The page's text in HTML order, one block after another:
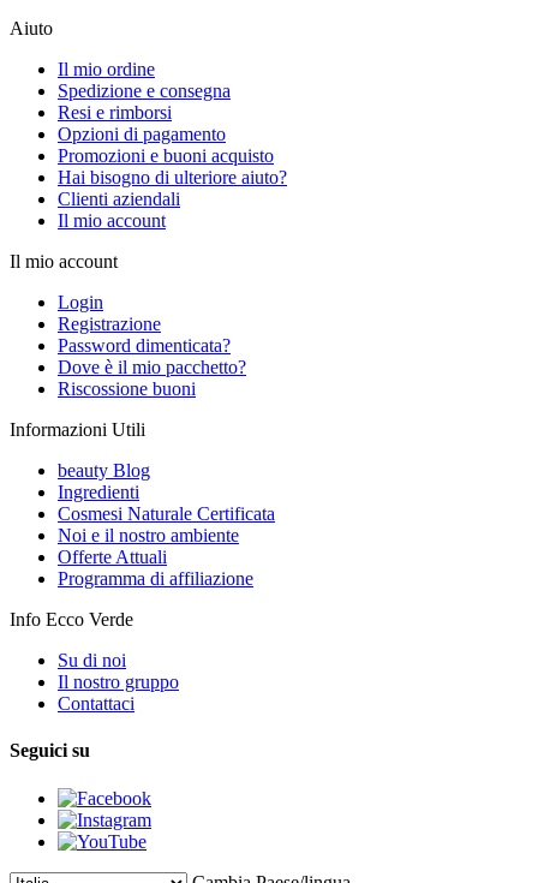
Aiuto
Il mio ordine
Spedizione e consegna
Resi e rimborsi
Opzioni di pagamento
Promozioni e buoni acquisto
Hai bisogno di ulteriore aiuto?
Clienti aziendali
Il mio account
Il mio account
Login
Registrazione
Password dimenticata?
Dove è il mio pacchetto?
Riscossione buoni
Informazioni Utili
beauty Blog
Ingredienti
Cosmesi Naturale Certificata
Noi e il nostro ambiente
Offerte Attuali
Programma di affiliazione
Info Ecco Verde
Su di noi
Il nostro gruppo
Contattaci
Seguici su